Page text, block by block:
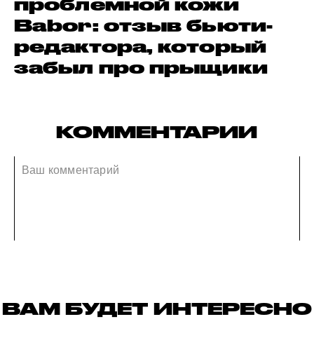
проблемной кожи
Babor: отзыв бьюти-
редактора, который
забыл про прыщики
КОММЕНТАРИИ
ВАМ БУДЕТ ИНТЕРЕСНО